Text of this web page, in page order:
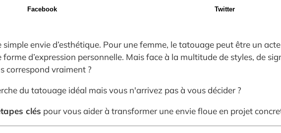
Facebook Twitter
simple envie d’esthétique. Pour une femme, le tatouage peut être un
d’expression personnelle. Mais face à la multitude de styles, de
correspond vraiment ?
du tatouage idéal mais vous n'arrivez pas à vous décider ?
clés pour vous aider à transformer une envie floue en projet